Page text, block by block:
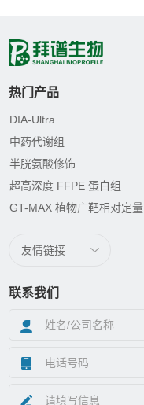
热门产品
DIA-Ultra
中药代谢组
半胱氨酸修饰
超高深度 FFPE 蛋白组
GT-MAX 植物广靶相对定量
友情链接
联系我们